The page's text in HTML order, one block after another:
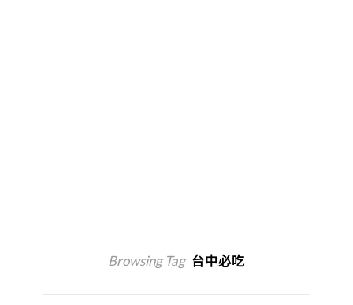
Browsing Tag 台中必吃